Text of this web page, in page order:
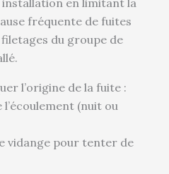
fréquente de fuites
du groupe de
l’origine de la fuite :
(nuit ou
vidange pour tenter de